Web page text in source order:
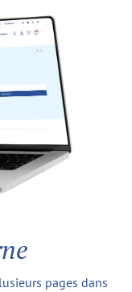
pages dans